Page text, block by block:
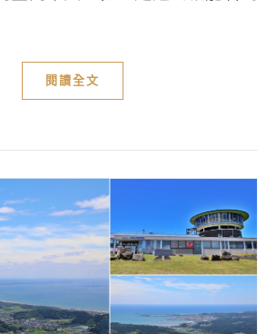
閱讀全文